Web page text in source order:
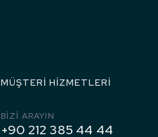
MÜŞTERI HIZMETLERI
BIZI ARAYIN
+90 212 385 44 44